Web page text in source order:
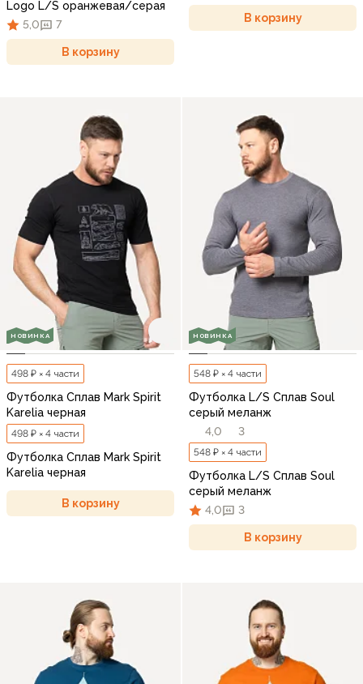
Logo L/S оранжевая/серая
5,0
7
В корзину
В корзину
НОВИНКА
498 ₽ × 4 части
Футболка Сплав Mark Spirit
Karelia черная
498 ₽ × 4 части
Футболка Сплав Mark Spirit
Karelia черная
В корзину
НОВИНКА
548 ₽ × 4 части
Футболка L/S Сплав Soul
серый меланж
4,0
3
548 ₽ × 4 части
Футболка L/S Сплав Soul
серый меланж
4,0
3
В корзину